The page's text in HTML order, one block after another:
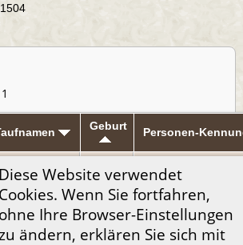
Diese Website verwendet
Cookies. Wenn Sie fortfahren,
ohne Ihre Browser-Einstellungen
zu ändern, erklären Sie sich mit
Geburt Personen-
Hinrich
1823
I724
aus Berlin. - erstellt und betreut von
© 2014-2026 Alle Rechte vorbehalten.
The Next Generation of Genealogy Sitebuildingv.